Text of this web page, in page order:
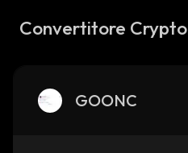
Convertitore Crypto
GOONC